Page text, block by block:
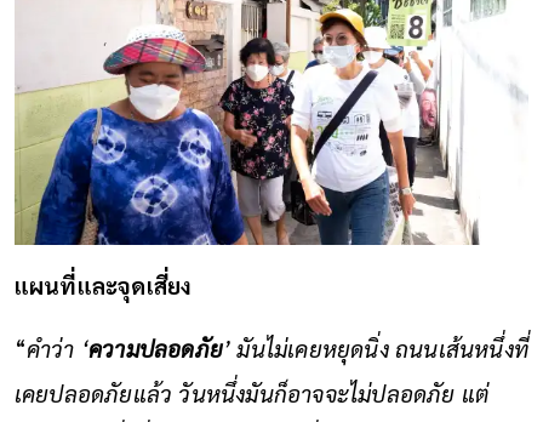
แผนที่และจุดเสี่ยง
“คำว่า ‘ความปลอดภัย’ มันไม่เคยหยุดนิ่ง ถนนเส้นหนึ่งที่
เคยปลอดภัยแล้ว วันหนึ่งมันก็อาจจะไม่ปลอดภัย แต่